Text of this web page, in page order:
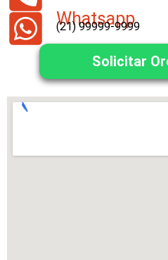
Whatsapp
(21) 99999-9999
Solicitar